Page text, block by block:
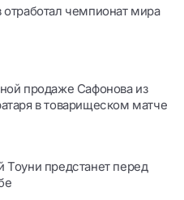
чемпионат мира
продаже Сафонова из
в товарищеском матче
Тоуни предстанет перед